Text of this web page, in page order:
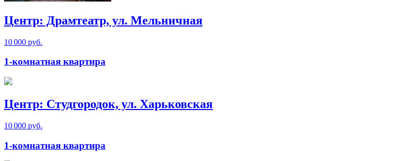
Центр: Драмтеатр, ул. Мельничная
10 000 руб.
1-комнатная квартира
Центр: Студгородок, ул. Харьковская
10 000 руб.
1-комнатная квартира